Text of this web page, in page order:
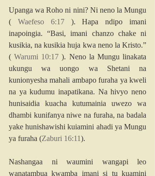
Upanga wa Roho ni nini? Ni neno la Mungu
( Waefeso 6:17 ). Hapa ndipo imani
inapoingia. “Basi, imani chanzo chake ni
kusikia, na kusikia huja kwa neno la Kristo.”
( Warumi 10:17 ). Neno la Mungu linakata
ukungu wa uongo wa Shetani na
kunionyesha mahali ambapo furaha ya kweli
na ya kudumu inapatikana. Na hivyo neno
hunisaidia kuacha kutumainia uwezo wa
dhambi kunifanya niwe na furaha, na badala
yake hunishawishi kuiamini ahadi ya Mungu
ya furaha (Zaburi 16:11).
Nashangaa ni waumini wangapi leo
wanatambua kwamba imani si tu kuamini